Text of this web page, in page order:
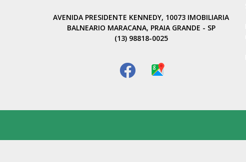
AVENIDA PRESIDENTE KENNEDY, 10073 IMOBILIARIA
BALNEARIO MARACANA, PRAIA GRANDE - SP
(13) 98818-0025